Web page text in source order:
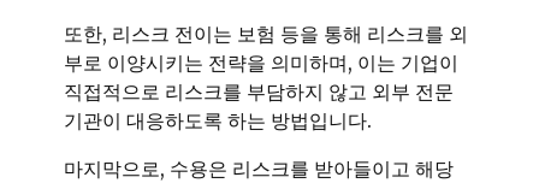
또한, 리스크 전이는 보험 등을 통해 리스크를 외
부로 이양시키는 전략을 의미하며, 이는 기업이
직접적으로 리스크를 부담하지 않고 외부 전문
기관이 대응하도록 하는 방법입니다.
마지막으로, 수용은 리스크를 받아들이고 해당